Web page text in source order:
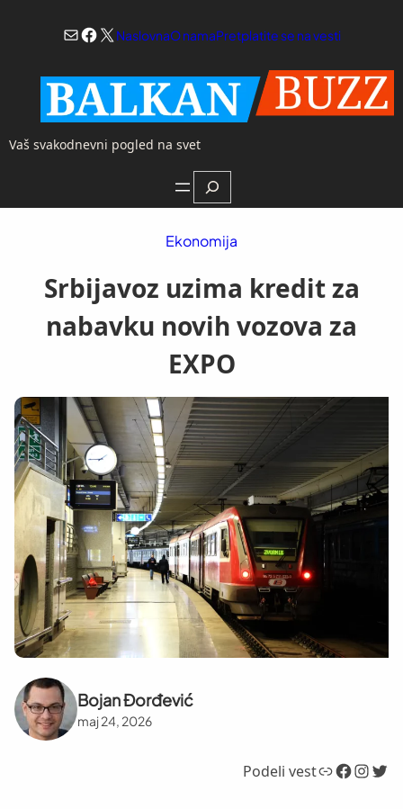
Mail
Facebook
X NaslovnaO namaPretplatite se na vesti
Vaš svakodnevni pogled na svet
Search
Ekonomija
Srbijavoz uzima kredit za
nabavku novih vozova za
EXPO
Bojan Đorđević
maj 24, 2026
Podeli vestLink Facebook InstagramTwitter